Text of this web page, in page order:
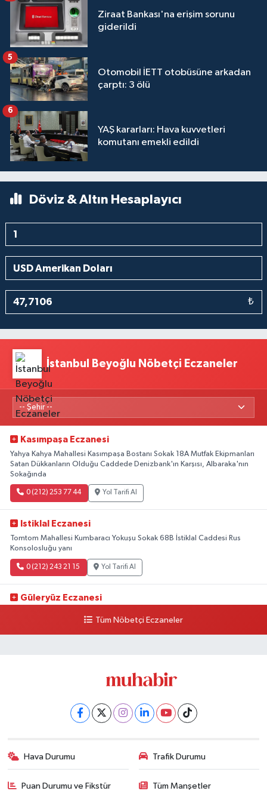
Ziraat Bankası'na erişim sorunu
giderildi
Otomobil İETT otobüsüne arkadan
çarptı: 3 ölü
5
YAŞ kararları: Hava kuvvetleri
komutanı emekli edildi
6
Döviz & Altın Hesaplayıcı
₺
İstanbul Beyoğlu Nöbetçi Eczaneler
Kasımpaşa Eczanesi
Yahya Kahya Mahallesi Kasımpaşa Bostanı Sokak 18A Mutfak Ekipmanları
Satan Dükkanların Olduğu Caddede Denizbank'ın Karşısı, Albaraka'nın
Sokağında
0 (212) 253 77 44 Yol Tarifi Al
Istiklal Eczanesi
Tomtom Mahallesi Kumbaracı Yokuşu Sokak 68B İstiklal Caddesi Rus
Konsolosluğu yanı
0 (212) 243 21 15 Yol Tarifi Al
Güleryüz Eczanesi
kalaycıbahçe Meydana DoğruTüm Nöbetçi Eczaneler
Hava Durumu Trafik Durumu
Puan Durumu ve Fikstür Tüm Manşetler